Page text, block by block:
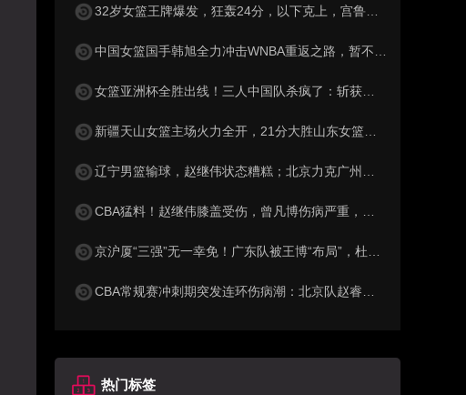
32岁女篮王牌爆发，狂轰24分，以下克上，宫鲁鸣或拿她代替李梦？
中国女篮国手韩旭全力冲击WNBA重返之路，暂不回归WCBA聚焦顶级赛场
女篮亚洲杯全胜出线！三人中国队杀疯了：斩获小组第1晋级8强
新疆天山女篮主场火力全开，21分大胜山东女篮挺进半决赛，武桐桐助攻如潮，将对手已经击溃，战斗到底，实力无可争议！
辽宁男篮输球，赵继伟状态糟糕；北京力克广州，三将表现出色；上海15连胜，洛夫顿闹情绪
CBA猛料！赵继伟膝盖受伤，曾凡博伤病严重，上海男篮将帅不合！
京沪厦“三强”无一幸免！广东队被王博“布局”，杜锋总决赛梦难圆
CBA常规赛冲刺期突发连环伤病潮：北京队赵睿右腿拉伤休战两周，辽宁队裁掉哈维签下德甲篮板王，广东队杜锋帅位风雨飘摇
热门标签